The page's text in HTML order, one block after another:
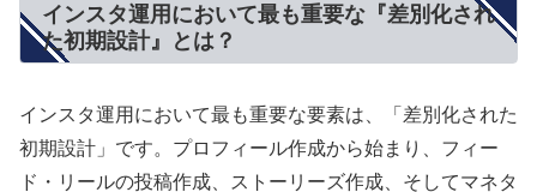
インスタ運用において最も重要な『差別化され
た初期設計』とは？
インスタ運用において最も重要な要素は、「差別化された
初期設計」です。プロフィール作成から始まり、フィー
ド・リールの投稿作成、ストーリーズ作成、そしてマネタ